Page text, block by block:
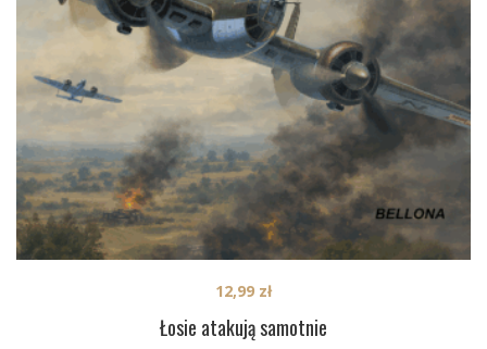
Łosie atakują samotnie
12,99 zł